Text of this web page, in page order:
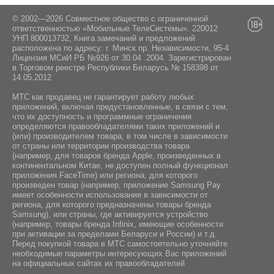
© 2002—2026 Совместное общество с ограниченной
ответственностью «Мобильные ТелеСистемы». 220012
УНП 800013732, Книга замечаний и предложений
расположена по адресу: г. Минск пр. Независимости, 95-4
Лицензия МСиИ РБ №926 от 30.04 .2004. Зарегистрирован
в Торговом реестре Республики Беларусь № 158398 от
14.05.2012
МТС как продавец не гарантирует работу любых
приложений, включая предустановленные, в связи с тем,
что их доступность и программные ограничения
определяются правообладателями таких приложений и
(или) производителем товара, в том числе в зависимости
от страны или территории производства товара
(например, для товаров бренда Apple, произведенных в
континентальном Китае, не доступен полный функционал
приложения FaceTime) или региона, для которого
произведен товар (например, приложение Samsung Pay
имеет особенности использования в зависимости от
региона, для которого предназначены товары бренда
Samsung), или страны, где активируется устройство
(например, товары бренда Infiniх, имеющие особенности
при активации за пределами Беларуси и России) и т.д.
Перед покупкой товара в МТС самостоятельно уточняйте
необходимые параметры интересующих Вас приложений
на официальных сайтах их правообладателей